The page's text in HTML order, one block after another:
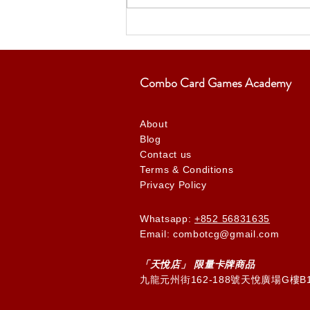
Combo Card Games Academy
About
Blog
Contact us
Terms & Conditions
Privacy Policy
Whatsapp: +852 56831635
Email: combotcg@gmail.com
「天悅店」 限量卡牌商品
九龍元州街162-188號天悅廣場G樓